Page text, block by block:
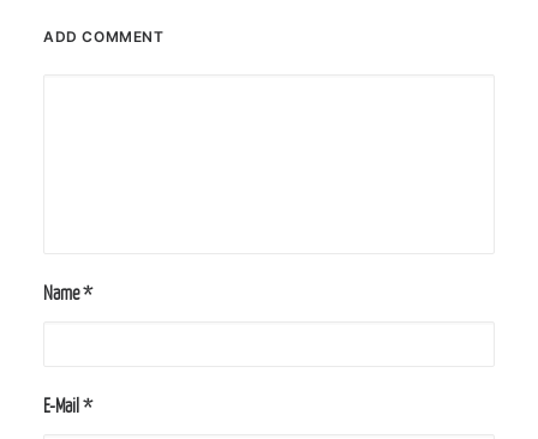
ADD COMMENT
Name*
E-Mail *